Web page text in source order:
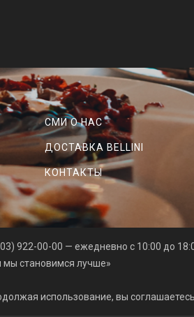
СМИ О НАС
ДОСТАВКА BELLINI
КОНТАКТЫ
922-00-00 — ежедневно с 10:00 до
мы становимся лучше»
использование, вы